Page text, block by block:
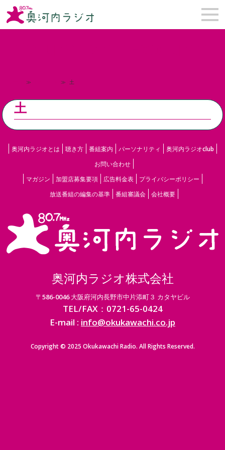
≫ ≫ 土
土
奥河内ラジオとは 聴き方 番組案内 パーソナリティ
奥河内ラジオclub
お問い合わせ
マガジン
加盟店募集要項 広告料金表
プライバシーポリシー
放送番組の編集の基準
番組審議会 会社概要
奥河内ラジオ株式会社
〒586-0046 大阪府河内長野市中片添町３ カタヤビル
TEL/FAX：0721-65-0424
E-mail : info@okukawachi.co.jp
Copyright © 2025 Okukawachi Radio. All Rights Reserved.